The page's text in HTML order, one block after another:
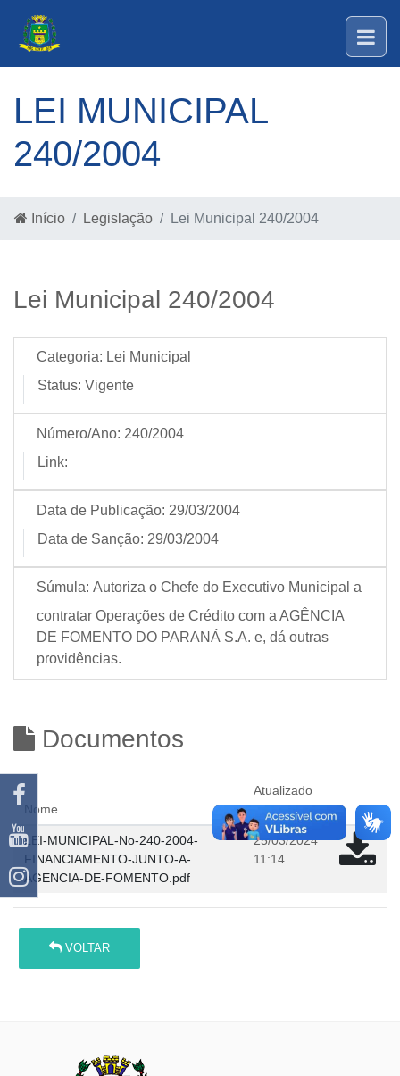
LEI MUNICIPAL
240/2004
Início Legislação Lei Municipal 240/2004
Lei Municipal 240/2004
Categoria: Lei Municipal
Status: Vigente
Número/Ano: 240/2004
Link:
Data de Publicação: 29/03/2004
Data de Sanção: 29/03/2004
Súmula: Autoriza o Chefe do Executivo Municipal a
contratar Operações de Crédito com a AGÊNCIA
DE FOMENTO DO PARANÁ S.A. e, dá outras
providências.
Documentos
Nome
Atualizado
em
LEI-MUNICIPAL-No-240-2004-
FINANCIAMENTO-JUNTO-A-
AGENCIA-DE-FOMENTO.pdf
25/03/2024
11:14
VOLTAR